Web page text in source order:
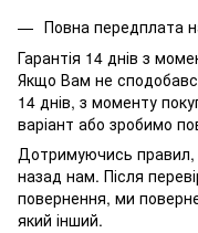
Повна передплата
Гарантія 14 днів з
Якщо Вам не
14 днів, з моменту
варіант або зробимо
Дотримуючись правил,
назад нам. Після
повернення, ми
який інший.